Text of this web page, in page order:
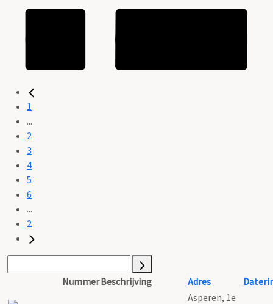
1
...
2
3
4
5
6
...
2
NummerBeschrijving Adres
Asperen, 1e